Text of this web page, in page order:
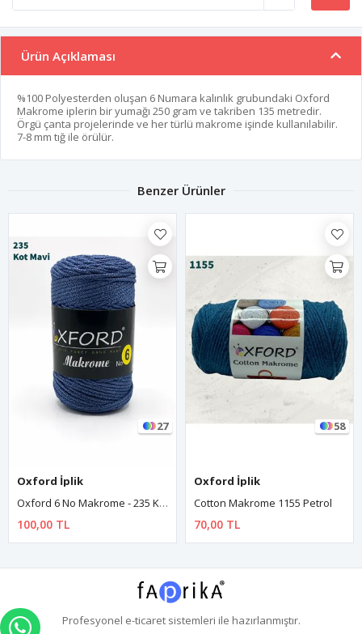
Ürün Açıklaması
%100 Polyesterden oluşan 6 Numara kalınlık grubundaki Oxford
Makrome iplerin bir yumağı 250 gram ve takriben 135 metredir.
Örgü çanta projelerinde ve her türlü makrome işinde kullanılabilir.
7-8 mm tığ ile örülür.
Benzer Ürünler
27
Oxford İplik
Oxford 6 No Makrome - 235 Kot Mavisi
100,00 TL
58
Oxford İplik
Cotton Makrome 1155 Petrol
70,00 TL
Profesyonel e-ticaretsistemleri ile hazırlanmıştır.
WHATSAPP İLE SİPARİŞ VER